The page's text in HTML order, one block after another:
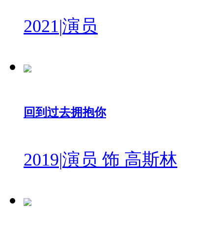
2021|演员
回到过去拥抱你
2019|演员 饰 高斯林